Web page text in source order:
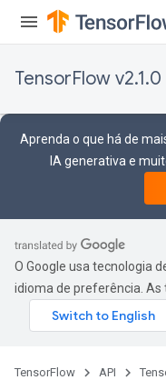
TensorFlow v2.1.0
Aprenda o que há de
IA generativa e
O Google usa tecnologia
idioma de preferência. As
TensorFlow API